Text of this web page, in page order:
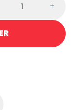
TIBIA
+